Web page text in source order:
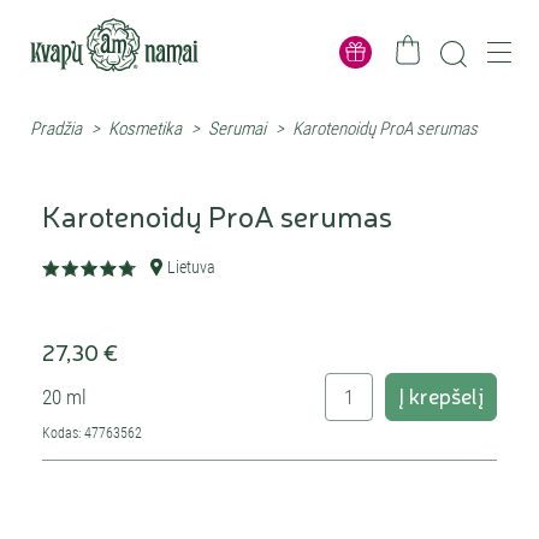
Pradžia > Kosmetika > Serumai > Karotenoidų ProA serumas
Karotenoidų ProA serumas
Lietuva
27,30 €
20 ml Į krepšelį
Kodas: 47763562